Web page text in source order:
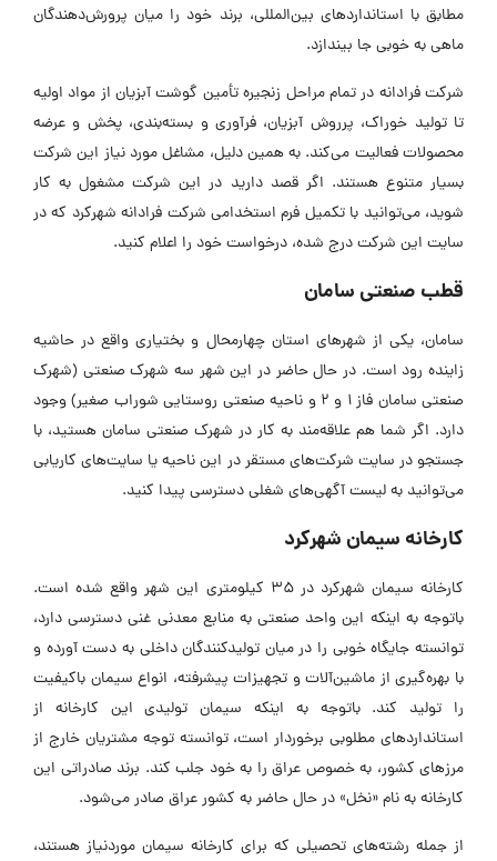
مطابق با استاندارد‌های بین‌المللی، برند خود را میان پرورش‌دهندگان
ماهی به خوبی جا بیندازد.
شرکت فرادانه در تمام مراحل زنجیره تأمین گوشت آبزیان از مواد اولیه
تا تولید خوراک، پرروش آبزیان، فرآوری و بسته‌بندی، پخش و عرضه
محصولات فعالیت می‌کند. به همین دلیل، مشاغل مورد نیاز این شرکت
بسیار متنوع هستند. اگر قصد دارید در این شرکت مشغول به کار
شوید، می‌توانید با تکمیل فرم استخدامی شرکت فرادانه شهرکرد که در
سایت این شرکت درج شده، درخواست خود را اعلام کنید.
قطب صنعتی سامان
سامان، یکی از شهر‌های استان چهارمحال و بختیاری واقع در حاشیه
زاینده رود است. در حال حاضر در این شهر سه شهرک صنعتی (شهرک
صنعتی سامان فاز ۱ و ۲ و ناحیه صنعتی روستایی شوراب صغیر) وجود
دارد. اگر شما هم علاقه‌مند به کار در شهرک صنعتی سامان هستید، با
جستجو در سایت شرکت‌های مستقر در این ناحیه یا سایت‌های کاریابی
می‌توانید به لیست آگهی‌های شغلی دسترسی پیدا کنید.
کارخانه سیمان شهرکرد
کارخانه سیمان شهرکرد در ۳۵ کیلومتری این شهر واقع شده است.
باتوجه به اینکه این واحد صنعتی به منابع معدنی غنی دسترسی دارد،
توانسته جایگاه خوبی را در میان تولیدکنندگان داخلی به دست آورده و
با بهره‌گیری از ماشین‌آلات و تجهیزات پیشرفته، انواع سیمان باکیفیت
را تولید کند. باتوجه به اینکه سیمان تولیدی این کارخانه از
استاندارد‌های مطلوبی برخوردار است، توانسته توجه مشتریان خارج از
مرز‌های کشور، به خصوص عراق را به خود جلب کند. برند صادراتی این
کارخانه به نام «نخل» در حال حاضر به کشور عراق صادر می‌شود.
از جمله رشته‌های تحصیلی که برای کارخانه سیمان موردنیاز هستند،